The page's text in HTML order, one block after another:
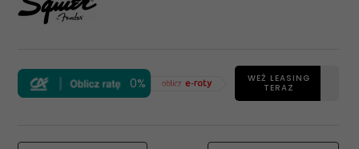
0%
WEŹ LEASING
TERAZ